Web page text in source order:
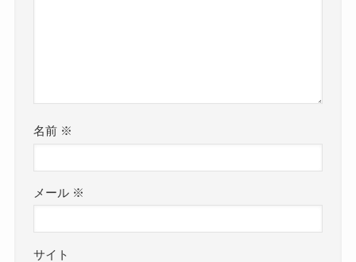
名前 ※
メール ※
サイト